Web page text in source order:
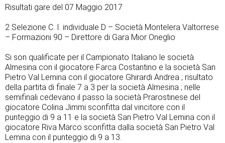
Risultati gare del 07 Maggio 2017
2 Selezione C. I. individuale D – Società Montelera Valtorrese
– Formazioni 90 – Direttore di Gara Mior Oneglio
Si son qualificate per il Campionato Italiano le società
Almesina con il giocatore Farca Costantino e la società San
Pietro Val Lemina con il giocatore Ghirardi Andrea ; risultato
della partita di finale 7 a 3 per la società Almesina ; nelle
semifinali cedevano il passo la società Prarostinese del
giocatore Colina Jimmi sconfitta dal vincitore con il
punteggio di 9 a 11 e la società San Pietro Val Lemina con il
giocatore Riva Marco sconfitta dalla società San Pietro Val
Lemina con il punteggio di 9 a 13.